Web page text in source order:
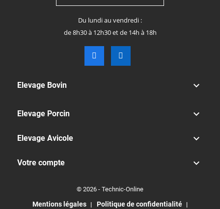
Du lundi au vendredi :
de 8h30 à 12h30 et de 14h à 18h
Elevage Bovin 
Elevage Porcin 
Elevage Avicole 
Votre compte 
© 2026 - Technic-Online
Mentions légales Politique de confidentialité